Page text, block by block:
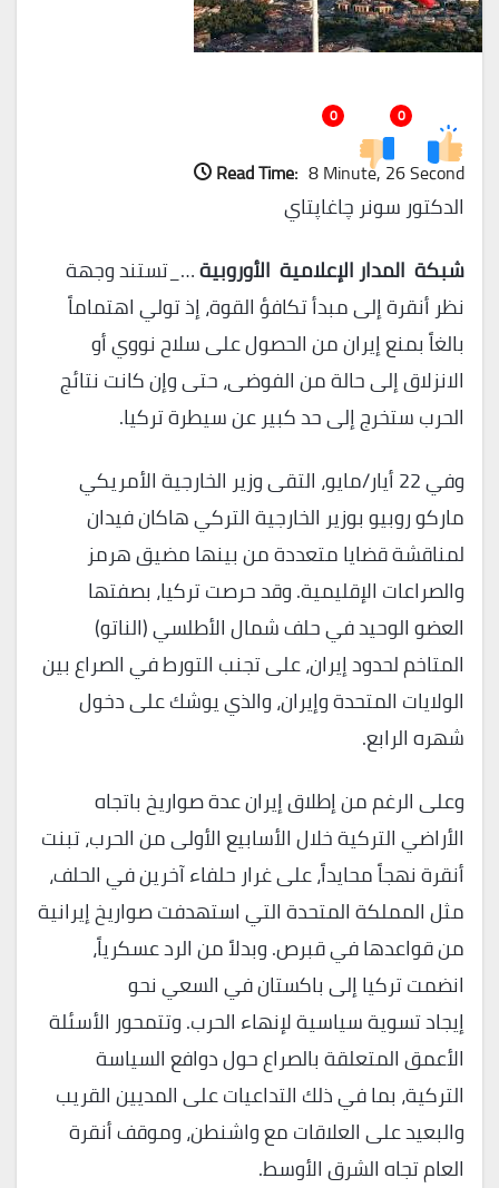
0
0
Read Time: 8 Minute, 26 Second
الدكتور سونر چاغاپتاي
شبكة المدار الإعلامية الأوروبية…_تستند وجهة
نظر أنقرة إلى مبدأ تكافؤ القوة، إذ تولي اهتماماً
بالغاً بمنع إيران من الحصول على سلاح نووي أو
الانزلاق إلى حالة من الفوضى، حتى وإن كانت نتائج
الحرب ستخرج إلى حد كبير عن سيطرة تركيا.
وفي 22 أيار/مايو، التقى وزير الخارجية الأمريكي
ماركو روبيو بوزير الخارجية التركي هاكان فيدان
لمناقشة قضايا متعددة من بينها مضيق هرمز
والصراعات الإقليمية. وقد حرصت تركيا، بصفتها
العضو الوحيد في حلف شمال الأطلسي (الناتو)
المتاخم لحدود إيران، على تجنب التورط في الصراع بين
الولايات المتحدة وإيران، والذي يوشك على دخول
شهره الرابع.
وعلى الرغم من إطلاق إيران عدة صواريخ باتجاه
الأراضي التركية خلال الأسابيع الأولى من الحرب، تبنت
أنقرة نهجاً محايداً، على غرار حلفاء آخرين في الحلف،
مثل المملكة المتحدة التي استهدفت صواريخ إيرانية
من قواعدها في قبرص. وبدلاً من الرد عسكرياً،
انضمت تركيا إلى باكستان في السعي نحو
إيجاد تسوية سياسية لإنهاء الحرب. وتتمحور الأسئلة
الأعمق المتعلقة بالصراع حول دوافع السياسة
التركية، بما في ذلك التداعيات على المديين القريب
والبعيد على العلاقات مع واشنطن، وموقف أنقرة
العام تجاه الشرق الأوسط.